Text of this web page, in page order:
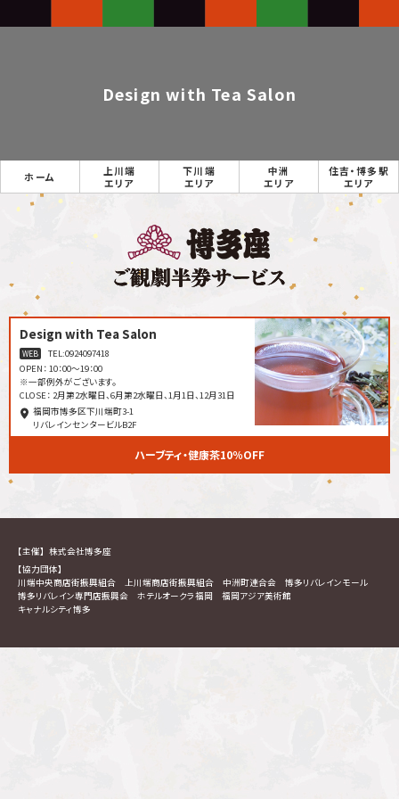
Design with Tea Salon
ホーム
上川端
エリア
下川端
エリア
中洲
エリア
住吉・博多駅
エリア
Design with Tea Salon
WEB TEL:0924097418
OPEN： 10：00～19：00
※一部例外がございます。
CLOSE： 2月第2水曜日、6月第2水曜日、1月1日、12月31日
福岡市博多区下川端町3-1
リバレインセンタービルB2F
ハーブティ・健康茶10％OFF
【主催】 株式会社博多座
【協力団体】
川端中央商店街振興組合
上川端商店街振興組合 中洲町連合会
博多リバレインモール
博多リバレイン専門店振興会
ホテルオークラ福岡
福岡アジア美術館
キャナルシティ博多